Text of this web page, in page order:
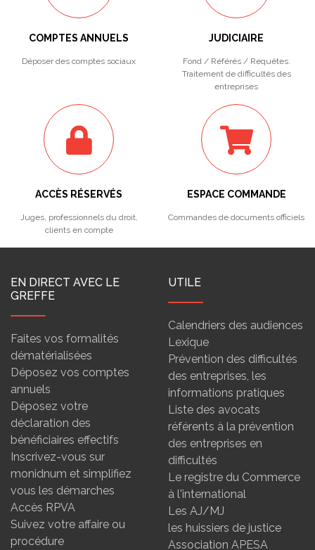
COMPTES ANNUELS
Déposer des comptes sociaux
JUDICIAIRE
Fond / Référés / Requêtes.
Traitement de difficultés des
entreprises
ACCÈS RÉSERVÉS
Juges, professionnels du droit,
clients en compte
ESPACE COMMANDE
Commandes de documents officiels
EN DIRECT AVEC LE
GREFFE
Faites vos formalités
dématérialisées
Déposez vos comptes
annuels
Déposez votre
déclaration des
bénéficiaires effectifs
Inscrivez-vous sur
monidnum et simplifiez
vous les démarches
Accès RPVA
Suivez votre affaire ou
procédure
UTILE
Calendriers des audiences
Lexique
Prévention des difficultés
des entreprises, les
informations pratiques
Liste des avocats
référents à la prévention
des entreprises en
difficultés
Le registre du Commerce
à l'international
Les AJ/MJ
les huissiers de justice
Association APESA